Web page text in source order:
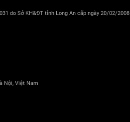
do Sở KH&ĐT tỉnh Long An cấp ngày 20/02/2008
Nội, Việt Nam